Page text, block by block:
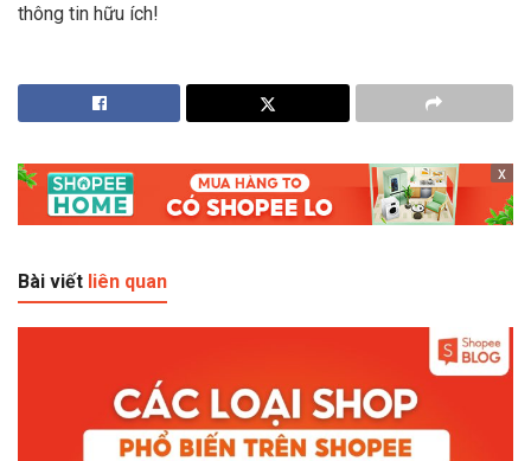
thông tin hữu ích!
x
Bài viết liên quan